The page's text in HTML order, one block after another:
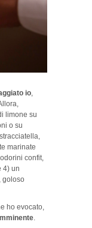
io,
limone su
o su
marinate
confit,
4) un
goloso
ho evocato,
.